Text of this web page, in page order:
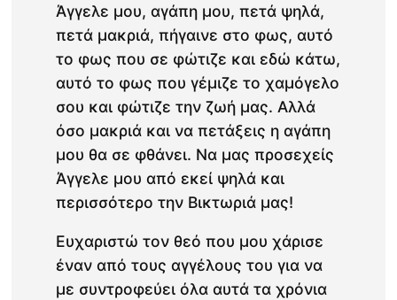
Άγγελε μου, αγάπη μου, πετά ψηλά,
πετά μακριά, πήγαινε στο φως, αυτό
το φως που σε φώτιζε και εδώ κάτω,
αυτό το φως που γέμιζε το χαμόγελο
σου και φώτιζε την ζωή μας. Αλλά
όσο μακριά και να πετάξεις η αγάπη
μου θα σε φθάνει. Να μας προσεχείς
Άγγελε μου από εκεί ψηλά και
περισσότερο την Βικτωριά μας!
Ευχαριστώ τον θεό που μου χάρισε
έναν από τους αγγέλους του για να
με συντροφεύει όλα αυτά τα χρόνια